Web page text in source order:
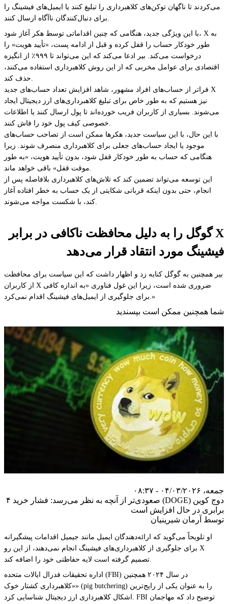
می‌کردند تا ناگهان توکن‌های کلاهبرداری را تبلیغ کنند یا ایمیل‌های فیشینگ را
برای دنبال‌کنندگان ناآگاه ارسال کنند.
با این ویژگی جدید، هنگامی که چنین اقداماتی توسط هکر آغاز شود، X به
طور خودکار حساب را قفل کرده و قبل از ادامه پست، «تأیید هویت» را
درخواست می‌کند. بیر ادعا می‌کند که این می‌تواند تا ۹۹۹٪ از انگیزه
اقتصادی برای عوامل مخربی که از این روش کلاهبرداری استفاده می‌کنند،
حذف کند.
فراتر از حساب‌های افراد مشهور، شاهد افزایش تعداد حساب‌های جدید X
نیز هستیم که به طور خاص برای تبلیغ کلاهبرداری‌های ارز دیجیتال ایجاد
می‌شوند. بسیاری از کاربران فریب خورده‌اند تا پول ارسال کنند یا اطلاعات
خصوصی کیف پول خود را فاش کنند.
با این حال، با این سیاست جدید، هکرها ممکن است از تصاحب حساب‌های
موجود یا ایجاد حساب‌های جعلی برای کلاهبرداری منصرف شوند. زیرا
هنگامی که حساب به طور خودکار قفل شود، بدون تأیید هویت، «به طور
موقت قفل» باقی خواهد ماند.
این توسعه می‌تواند تضمین کند که تلاش‌های کلاهبرداری بلافاصله پس از
انجام، حتی بدون اینکه قربانی شکایتی از یک حساب به خطر افتاده آغاز
کند، با شکست مواجه می‌شوند.
X گوگل را به دلیل محافظت ناکافی در برابر
فیشینگ مورد انتقاد قرار می‌دهد
بیر همچنین به گوگل کنایه زد و اظهار داشت که این سیاست برای محافظت
از کاربران X ضروری شده است، زیرا این غول فناوری «به اندازه کافی
برای جلوگیری از ایمیل‌های فیشینگ اقدام نمی‌کرد.»
شما همچنین ممکن است بپسندید
جمعه، ۰۴/۰۳/۲۰۲۶ - ۰۸:۳۷
دوج کوین (DOGE) صعودی‌تر از آنچه به نظر می‌رسد: فشار خرید ۴
برابری در حال افزایش است
توسط آرمان شیرینیان
او تلویحاً می‌گوید که ارائه‌دهندگان ایمیل مانند جیمیل اقدامات پیشگیرانه
برای جلوگیری از کلاهبرداری‌های فیشینگ انجام نمی‌دهند، از این رو X
تصمیم گرفته است لایه حفاظتی خود را اضافه کند.
اداره تحقیقات فدرال ایالات متحده (FBI) در سال ۲۰۲۴ همچنین
«کلاهبرداری کشتار خوک» (pig butchering) را به عنوان یکی از رایج‌ترین
اشکال کلاهبرداری ارز دیجیتال شناسایی کرد. FBI توضیح داد که مهاجمان